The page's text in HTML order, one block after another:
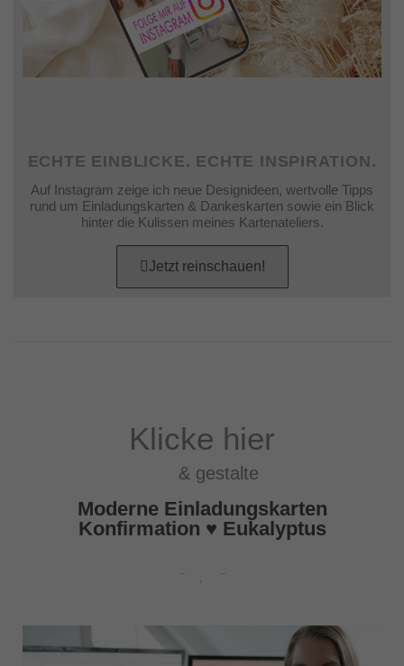
ECHTE EINBLICKE. ECHTE INSPIRATION.
Auf Instagram zeige ich neue Designideen, wertvolle Tipps
rund um Einladungskarten & Dankeskarten sowie ein Blick
hinter die Kulissen meines Kartenateliers.
Jetzt reinschauen!
Klicke hier
& gestalte
Moderne Einladungskarten
Konfirmation ♥ Eukalyptus